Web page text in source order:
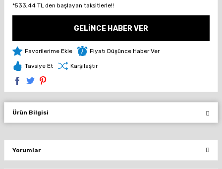
*533,44 TL den başlayan taksitlerle!!
GELİNCE HABER VER
Fiyatı Düşünce Haber Ver
Tavsiye Et Karşılaştır
Ürün Bilgisi
Yorumlar